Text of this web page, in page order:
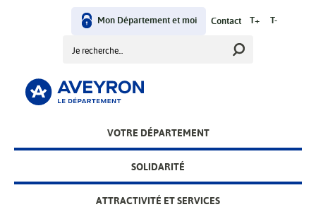
menu
Mon Département et moi Contact T+ T-
VOTRE DÉPARTEMENT
SOLIDARITÉ
ATTRACTIVITÉ ET SERVICES